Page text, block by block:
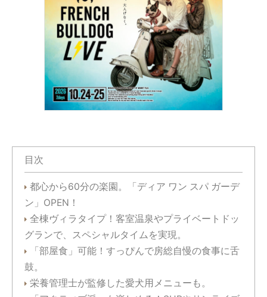
目次
都心から60分の楽園。「ディア ワン スパ ガーデ
ン」OPEN！
全棟ヴィラタイプ！客室温泉やプライベートドッ
グランで、スペシャルタイムを実現。
「部屋食」可能！すっぴんで房総自慢の食事に舌
鼓。
栄養管理士が監修した愛犬用メニューも。